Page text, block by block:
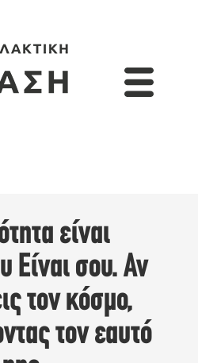
είναι
Είναι σου. Αν
τον κόσμο,
τον εαυτό